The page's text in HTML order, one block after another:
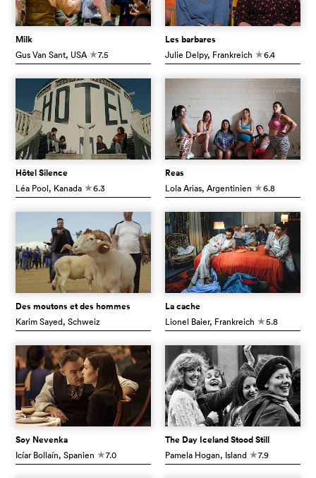
Milk
Gus Van Sant, USA c7.5
Les barbares
Julie Delpy, Frankreich c6.4
Hôtel Silence
Léa Pool, Kanada c6.3
Reas
Lola Arias, Argentinien c6.8
Des moutons et des hommes
Karim Sayed, Schweiz
La cache
Lionel Baier, Frankreich c5.8
Soy Nevenka
Icíar Bollaín, Spanien c7.0
The Day Iceland Stood Still
Pamela Hogan, Island c7.9